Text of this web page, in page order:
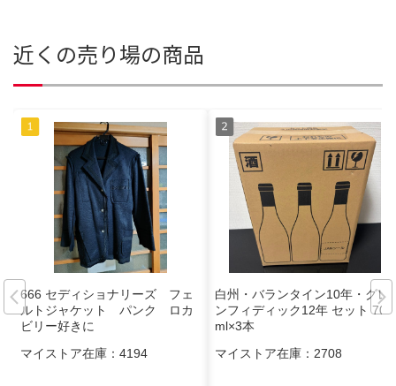
近くの売り場の商品
666 セディショナリーズ フェ
ルトジャケット パンク ロカ
ビリー好きに
マイストア在庫： 4194
白州・バランタイン10年・グレ
ンフィディック12年 セット 700
ml×3本
マイストア在庫： 2708